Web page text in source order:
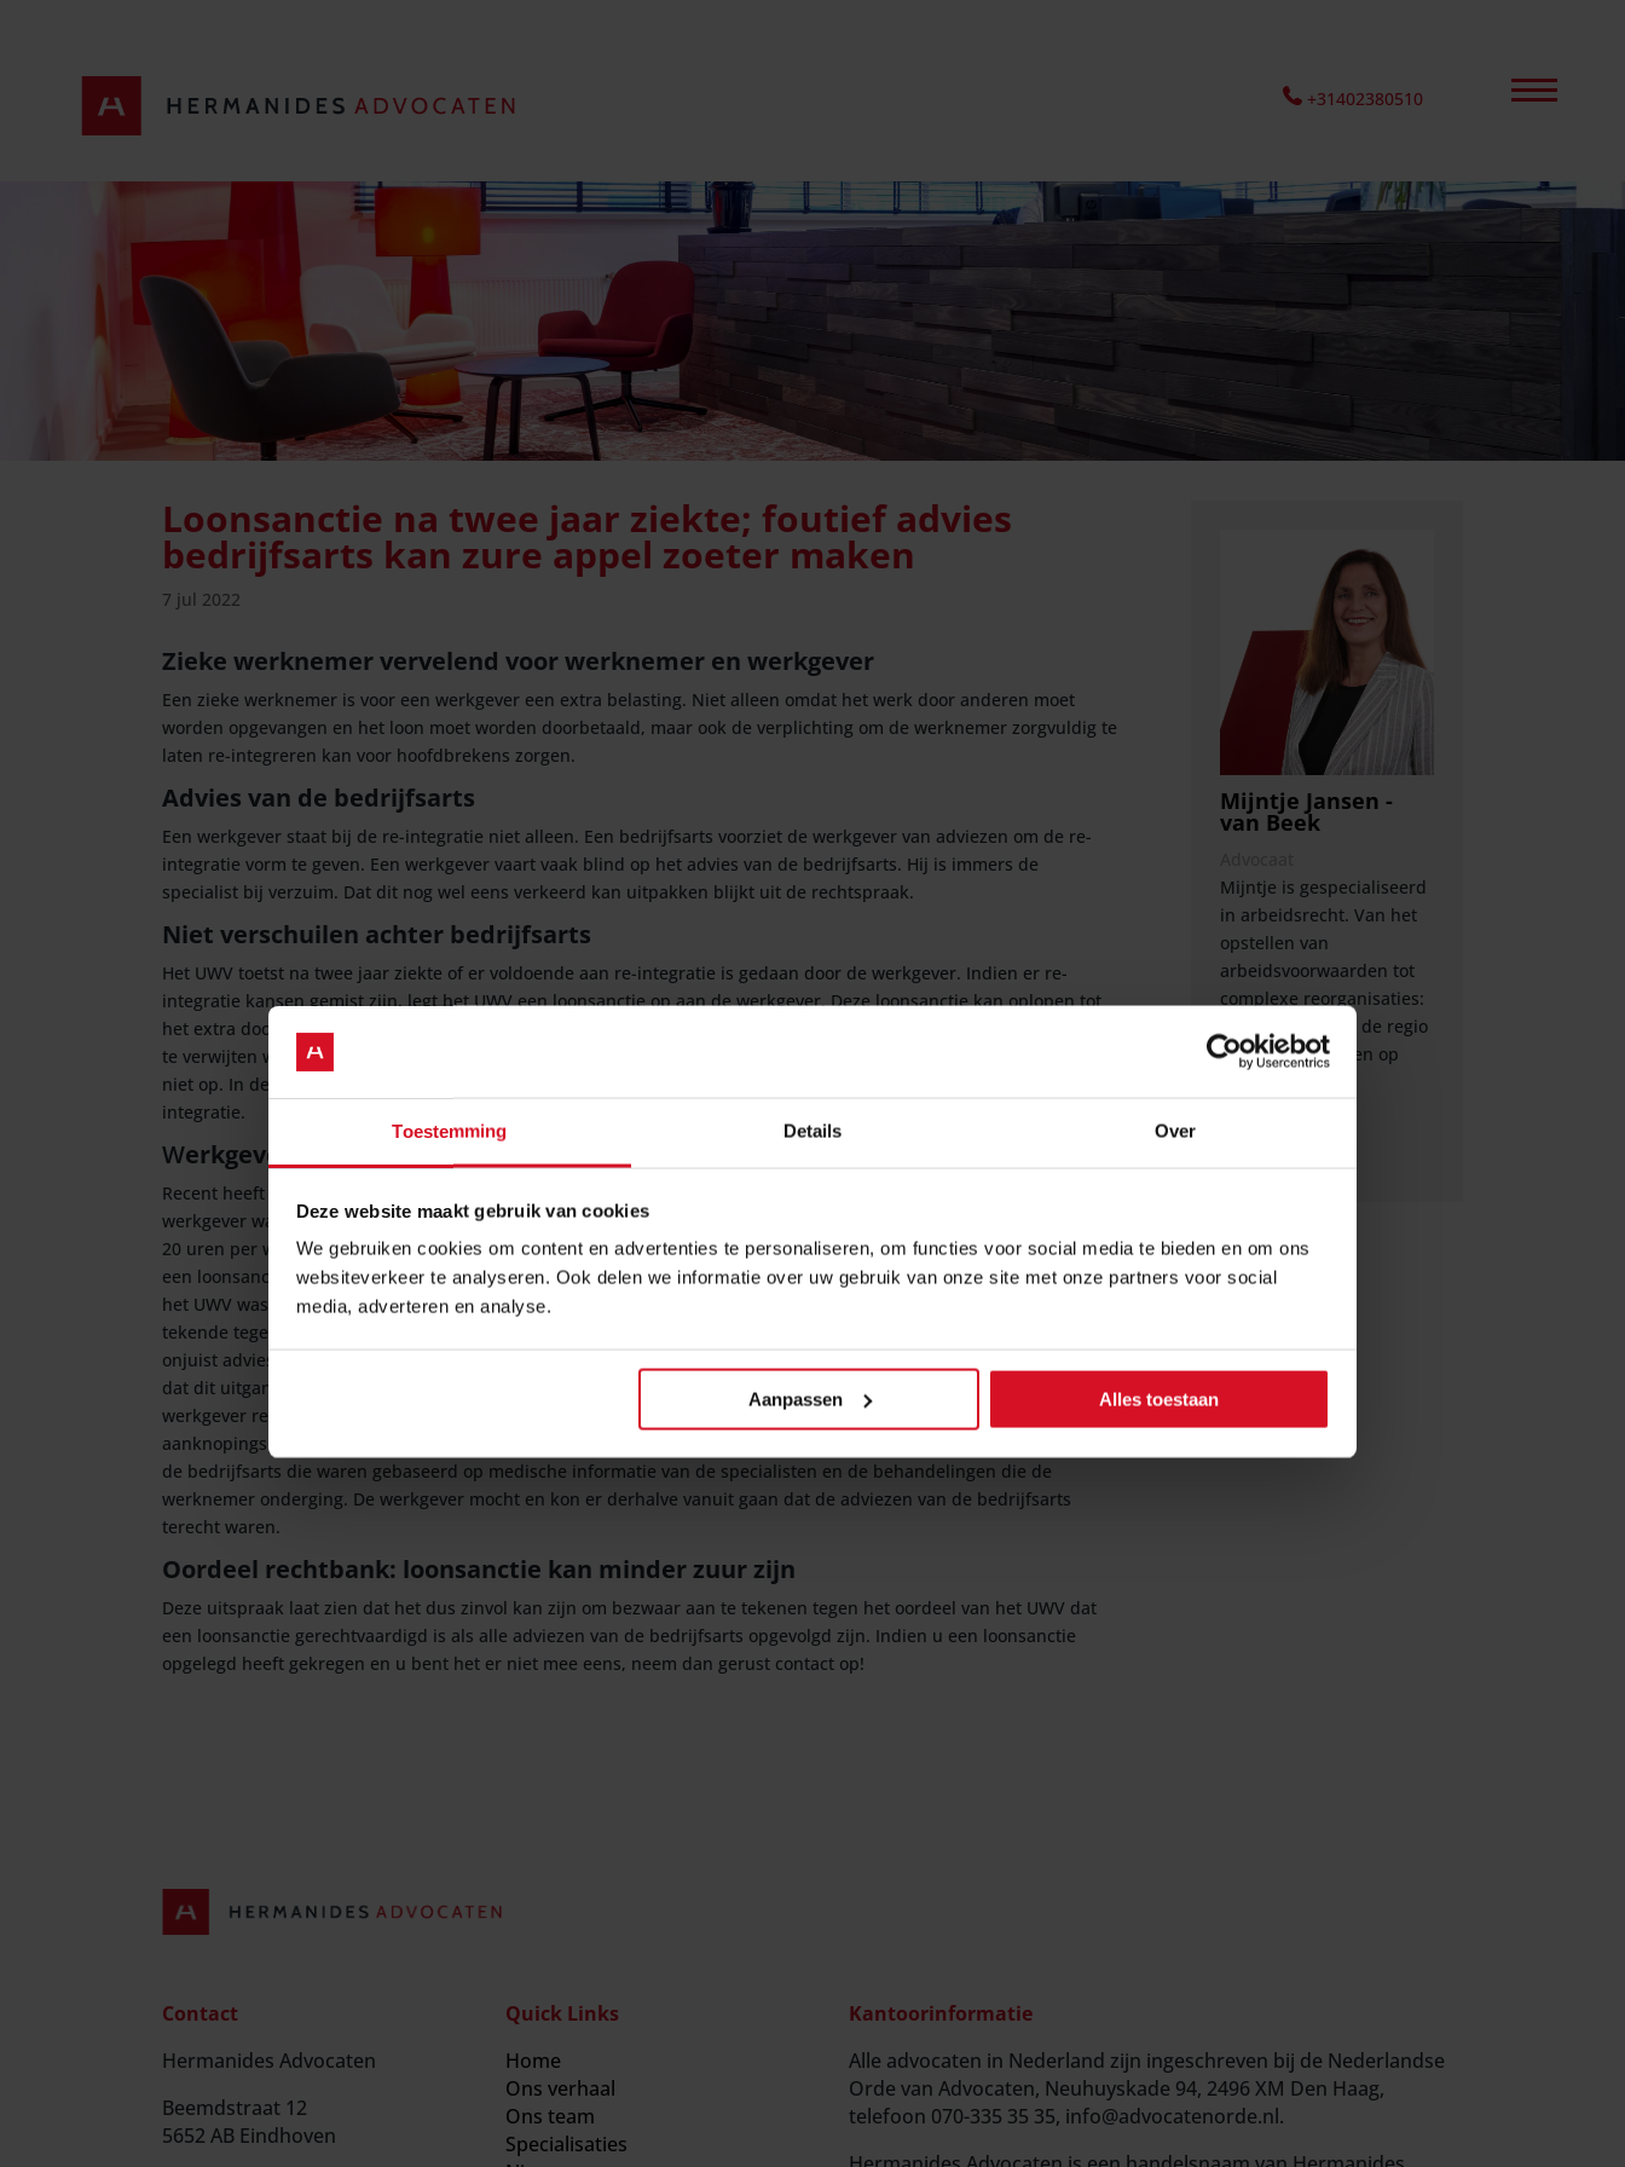
Toestemming Details Over
Deze website maakt gebruik van cookies
We gebruiken cookies om content en advertenties te personaliseren, om functies voor social media te bieden en om ons
websiteverkeer te analyseren. Ook delen we informatie over uw gebruik van onze site met onze partners voor social
media, adverteren en analyse.
Aanpassen Alles toestaan
+31402380510
Loonsanctie na twee jaar ziekte; foutief advies
bedrijfsarts kan zure appel zoeter maken
7 jul 2022
Zieke werknemer vervelend voor werknemer en werkgever
Een zieke werknemer is voor een werkgever een extra belasting. Niet alleen omdat het werk door anderen moet
worden opgevangen en het loon moet worden doorbetaald, maar ook de verplichting om de werknemer zorgvuldig te
laten re-integreren kan voor hoofdbrekens zorgen.
Advies van de bedrijfsarts
Een werkgever staat bij de re-integratie niet alleen. Een bedrijfsarts voorziet de werkgever van adviezen om de re-
integratie vorm te geven. Een werkgever vaart vaak blind op het advies van de bedrijfsarts. Hij is immers de
specialist bij verzuim. Dat dit nog wel eens verkeerd kan uitpakken blijkt uit de rechtspraak.
Niet verschuilen achter bedrijfsarts
Het UWV toetst na twee jaar ziekte of er voldoende aan re-integratie is gedaan door de werkgever. Indien er re-
integratie kansen gemist zijn, legt het UWV een loonsanctie op aan de werkgever. Deze loonsanctie kan oplopen tot
het extra doorbetalen van het loon gedurende een jaar. Een veelgehoord verweer van werkgevers was dat hen niets
te verwijten was omdat zij conform de adviezen van de bedrijfsarts hebben gehandeld. Dit verweer ging tot voor kort
niet op. In de rechtspraak was de heersende leer dat de werkgever altijd zelf verantwoordelijk is (en blijft) voor de re-
integratie.
Werkgever altijd zelf verantwoordelijk voor re-integratie: een nuance
Recent heeft de
werkgever was tijdens de re-integratie uitgegaan van een belastbaarheid van de werknemer van 4 uren per dag en
20 uren per week. De werkgever volgde hiermee het advies van de bedrijfsarts op. Na twee jaar ziekte legde het UWV
een loonsanctie op. Het UWV was van mening dat er onvoldoende re-integratie inspanningen waren verricht. Volgens
het UWV was ten onrechte uitgegaan van een urenbeperking (die door bedrijfsarts was geadviseerd). De werkgever
tekende tegen de beslissing bezwaar aan en later beroep bij de rechtbank. Het UWV stelde dat de bedrijfsarts een
onjuist advies had gegeven maar dat dit volledig voor rekening en risico komt van de werkgever. De rechtbank stelt
dat dit uitgangspunt juist is, maar voegt daaraan toe dat het UWV in deze had moeten nagaan of er voor de
werkgever redenen waren om aan het advies van de bedrijfsarts te twijfelen. In deze kwestie waren er geen
aanknopingspunten om te twijfelen aan het oordeel van de bedrijfsarts. Er waren immers vele terugkoppelingen van
de bedrijfsarts die waren gebaseerd op medische informatie van de specialisten en de behandelingen die de
werknemer onderging. De werkgever mocht en kon er derhalve vanuit gaan dat de adviezen van de bedrijfsarts
terecht waren.
Oordeel rechtbank: loonsanctie kan minder zuur zijn
Deze uitspraak laat zien dat het dus zinvol kan zijn om bezwaar aan te tekenen tegen het oordeel van het UWV dat
een loonsanctie gerechtvaardigd is als alle adviezen van de bedrijfsarts opgevolgd zijn. Indien u een loonsanctie
opgelegd heeft gekregen en u bent het er niet mee eens, neem dan gerust contact op!
Mijntje Jansen -
van Beek
Mijntje is gespecialiseerd
in arbeidsrecht. Van het
opstellen van
arbeidsvoorwaarden tot
complexe reorganisaties:
ondernemers uit de regio
Eindhoven kunnen op
Contact
Hermanides Advocaten
Beemdstraat 12
5652 AB Eindhoven
Quick Links
Home
Ons verhaal
Ons team
Specialisaties
Kantoorinformatie
Alle advocaten in Nederland zijn ingeschreven bij de Nederlandse
Orde van Advocaten, Neuhuyskade 94, 2496 XM Den Haag,
telefoon 070-335 35 35, info@advocatenorde.nl.